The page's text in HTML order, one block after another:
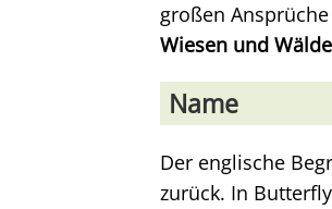
großen
Wiesen und
Name
Der englische
zurück. In